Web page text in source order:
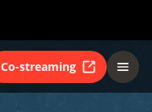
Co-streaming